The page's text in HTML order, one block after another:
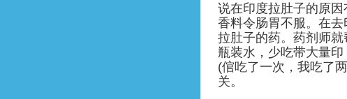
说在印度拉肚子的原
香料令肠胃不服。在
拉肚子的药。药剂师
瓶装水，少吃带大量
(倌吃了一次，我吃了
关。